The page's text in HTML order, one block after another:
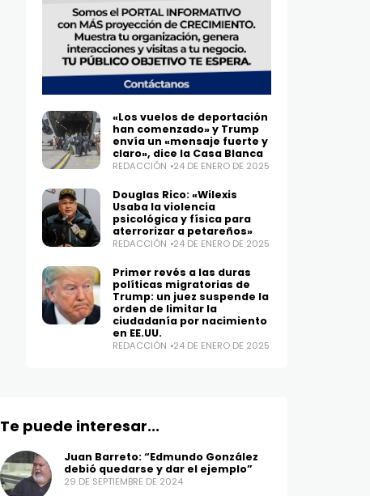
«Los vuelos de deportación
han comenzado» y Trump
envía un «mensaje fuerte y
claro», dice la Casa Blanca
REDACCIÓN 24 DE ENERO DE 2025
Douglas Rico: «Wilexis
Usaba la violencia
psicológica y física para
aterrorizar a petareños»
REDACCIÓN 24 DE ENERO DE 2025
Primer revés a las duras
políticas migratorias de
Trump: un juez suspende la
orden de limitar la
ciudadanía por nacimiento
en EE.UU.
REDACCIÓN 24 DE ENERO DE 2025
Te puede interesar...
Juan Barreto: “Edmundo González
debió quedarse y dar el ejemplo”
29 DE SEPTIEMBRE DE 2024